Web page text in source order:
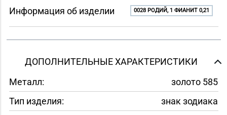
Информация об изделии 0028 РОДИЙ, 1 ФИАНИТ 0,21
ДОПОЛНИТЕЛЬНЫЕ ХАРАКТЕРИСТИКИ
Металл:
золото 585
Тип изделия:
знак зодиака